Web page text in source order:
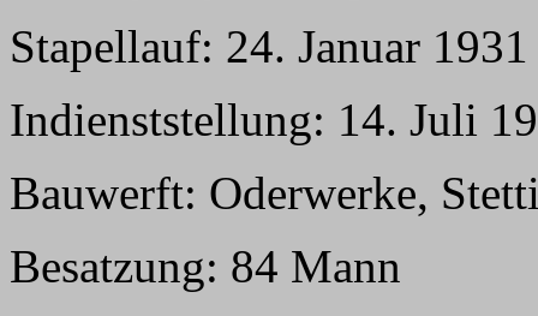
Stapellauf: 24. Januar 1931
Indienststellung: 14. Juli
Bauwerft: Oderwerke,
Besatzung: 84 Mann